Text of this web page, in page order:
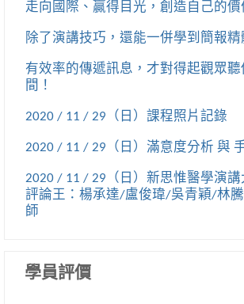
走向國際、贏得目光，創造自己的價
除了演講技巧，還能一併學到簡報精
有效率的傳遞訊息，才對得起觀眾聽
間！
2020 / 11 / 29（日）課程照片記錄
2020 / 11 / 29（日）滿意度分析 與
2020 / 11 / 29（日）新思惟醫學演講
評論王：楊承達/盧俊瑋/吳青穎/林
師
學員評價